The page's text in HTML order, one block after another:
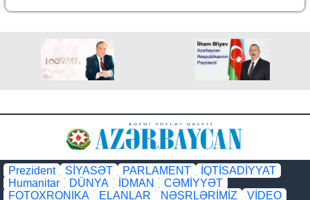
Prezident SİYASƏT PARLAMENT
İQTİSADİYYAT
Humanitar
DÜNYA İDMAN
CƏMİYYƏT
FOTOXRONIKA
ELANLAR NƏŞRLƏRİMİZ VİDEO